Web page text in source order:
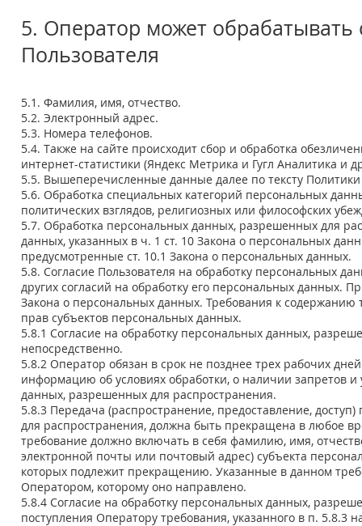
5. Оператор может
Пользователя
5.1. Фамилия, имя, отчество.
5.2. Электронный адрес.
5.3. Номера телефонов.
5.4. Также на сайте происходит сбор и обработка
интернет-статистики (Яндекс Метрика и Гугл Аналитика и
5.5. Вышеперечисленные данные далее по тексту
5.6. Обработка специальных категорий персональных
политических взглядов, религиозных или философских
5.7. Обработка персональных данных, разрешенных для
данных, указанных в ч. 1 ст. 10 Закона о персональных
предусмотренные ст. 10.1 Закона о персональных данных.
5.8. Согласие Пользователя на обработку персональных
других согласий на обработку его персональных данных.
Закона о персональных данных. Требования к
прав субъектов персональных данных.
5.8.1 Согласие на обработку персональных данных,
непосредственно.
5.8.2 Оператор обязан в срок не позднее трех рабочих
информацию об условиях обработки, о наличии запретов
данных, разрешенных для распространения.
5.8.3 Передача (распространение, предоставление,
для распространения, должна быть прекращена в любое
требование должно включать в себя фамилию, имя,
электронной почты или почтовый адрес) субъекта
которых подлежит прекращению. Указанные в данном
Оператором, которому оно направлено.
5.8.4 Согласие на обработку персональных данных,
поступления Оператору требования, указанного в п.